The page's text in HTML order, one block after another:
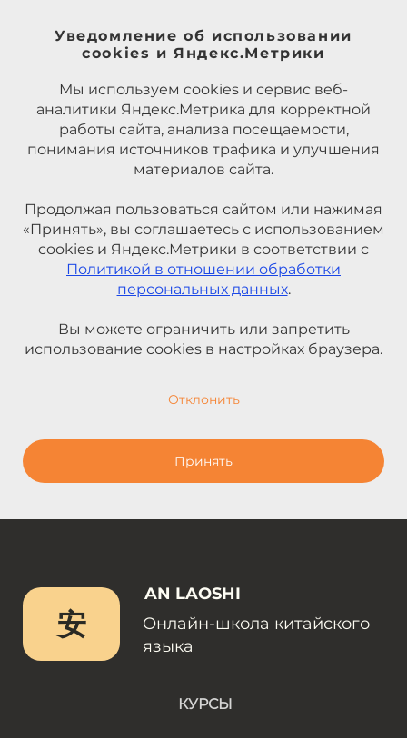
Уведомление об использовании
cookies и Яндекс.Метрики
Мы используем cookies и сервис веб-
аналитики Яндекс.Метрика для корректной
работы сайта, анализа посещаемости,
понимания источников трафика и улучшения
материалов сайта.
Продолжая пользоваться сайтом или нажимая
«Принять», вы соглашаетесь с использованием
cookies и Яндекс.Метрики в соответствии с
Политикой в отношении обработки
персональных данных.
Вы можете ограничить или запретить
использование cookies в настройках браузера.
Отклонить
Принять
安
AN LAOSHI
Онлайн-школа китайского
языка
КУРСЫ